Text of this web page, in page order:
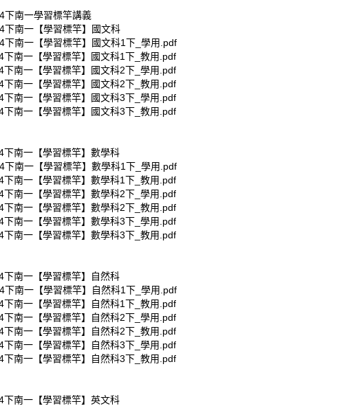
下南一學習標竿講義
下南一【學習標竿】國文科
下南一【學習標竿】國文科1下_學用.pdf
下南一【學習標竿】國文科1下_教用.pdf
下南一【學習標竿】國文科2下_學用.pdf
下南一【學習標竿】國文科2下_教用.pdf
下南一【學習標竿】國文科3下_學用.pdf
下南一【學習標竿】國文科3下_教用.pdf
下南一【學習標竿】數學科
下南一【學習標竿】數學科1下_學用.pdf
下南一【學習標竿】數學科1下_教用.pdf
下南一【學習標竿】數學科2下_學用.pdf
下南一【學習標竿】數學科2下_教用.pdf
下南一【學習標竿】數學科3下_學用.pdf
下南一【學習標竿】數學科3下_教用.pdf
下南一【學習標竿】自然科
下南一【學習標竿】自然科1下_學用.pdf
下南一【學習標竿】自然科1下_教用.pdf
下南一【學習標竿】自然科2下_學用.pdf
下南一【學習標竿】自然科2下_教用.pdf
下南一【學習標竿】自然科3下_學用.pdf
下南一【學習標竿】自然科3下_教用.pdf
下南一【學習標竿】英文科